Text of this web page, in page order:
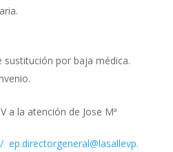
por baja médica.
a la atención de Jose Mª
/ ep.directorgeneral@lasallevp.